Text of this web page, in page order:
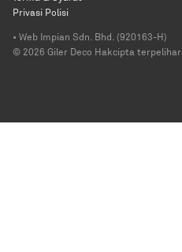
© 2026 Giler Deco Hakcipta
• Web Impian Sdn. Bhd. (920163-H)
Privasi Polisi